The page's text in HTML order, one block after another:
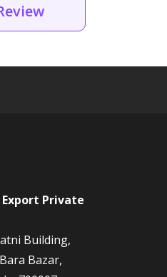
Private
Building,
Bazar,